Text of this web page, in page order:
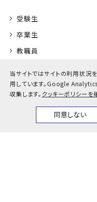
当サイトではサイトの利用状
用しています。Google Analytics
収集します。 クッキーポリシーを
同意しない
News
受験生
卒業生
教職員
お問い合わせ
採用情報
キャンパスカレンダー